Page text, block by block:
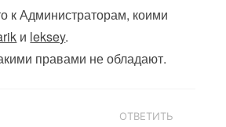
к Администраторам, коими
и leksey.
правами не обладают.
ОТВЕТИТЬ